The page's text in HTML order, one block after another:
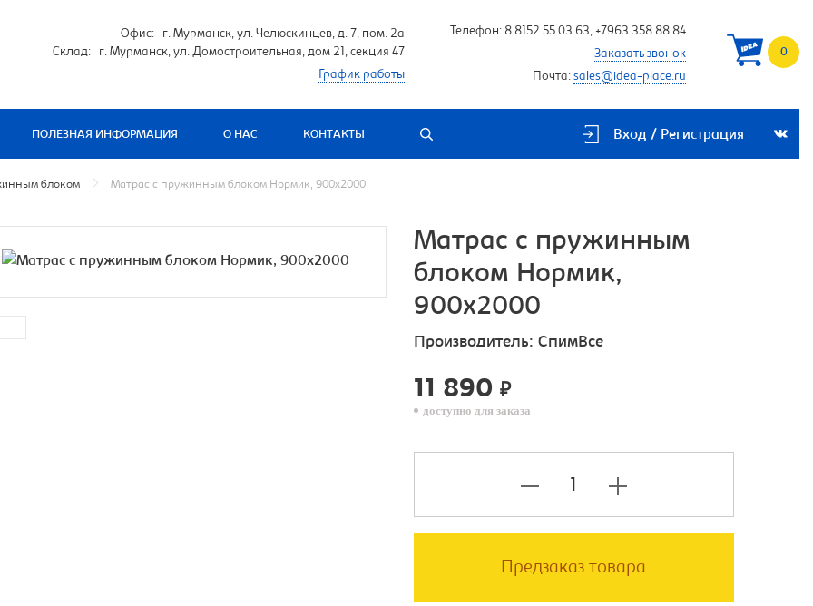
Офис: г. Мурманск, ул. Челюскинцев, д. 7, пом. 2а
Склад: г. Мурманск, ул. Домостроительная, дом 21, секция 47
График работы
Телефон: 8 8152 55 03 63, +7963 358 88 84
Заказать звонок
Почта: sales@idea-place.ru
0
ПОЛЕЗНАЯ ИНФОРМАЦИЯ О НАС КОНТАКТЫ Вход / Регистрация
блоком Матрас с пружинным блоком Нормик, 900х2000
Матрас с пружинным
блоком Нормик,
900х2000
Производитель: СпимВсе
11 890 ₽
доступно для заказа
Предзаказ товара